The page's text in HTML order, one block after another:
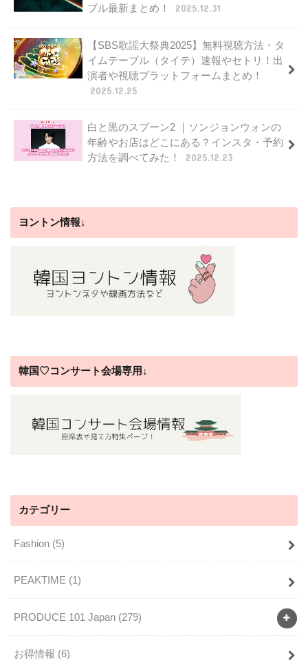
ブル最新まとめ！
2025.12.31
【SBS歌謡大祭典2025】無料視聴方法・タ
イムテーブル（タイテ）速報やセトリ！出
演者や視聴プラットフォームまとめ！
2025.12.25
白と黒のスプーン2 ｜ソンジョンウォンの
年齢やお店はどこにある？インスタ・予約
方法を調べてみた！
2025.12.23
ヨントン情報↓
韓国♡コンサート会場専用↓
カテゴリー
Fashion (5)
PEAKTIME (1)
PRODUCE 101 Japan (279)
お得情報 (6)